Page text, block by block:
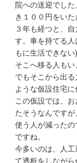
院への送迎でし
き１００円をいた
３年も経つと、
す。車を持てる
もに生活できな
そこへ移る人もい
でもそこから出
ような仮設住宅に
この仮設では、
たそうなんですが
使う人が減った
ですね。
今多いのは、人
て透析をしながら